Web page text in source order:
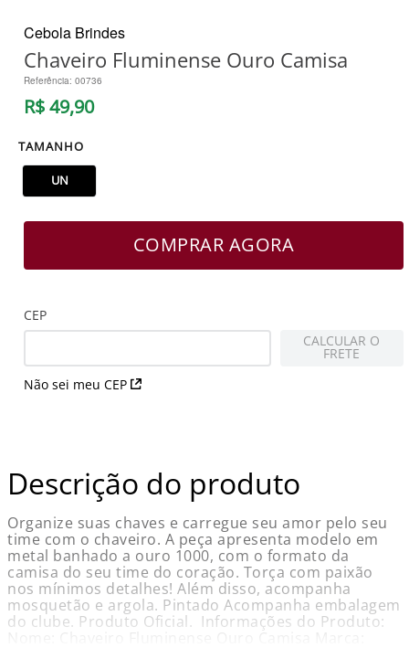
Cebola Brindes
Chaveiro Fluminense Ouro Camisa
Referência: 00736
R$49,90
TAMANHO
UN
COMPRAR AGORA
CEP
Não sei meu CEP
CALCULAR O
FRETE
Descrição do produto
Organize suas chaves e carregue seu amor pelo seu
time com o chaveiro. A peça apresenta modelo em
metal banhado a ouro 1000, com o formato da
camisa do seu time do coração. Torça com paixão
nos mínimos detalhes! Além disso, acompanha
mosquetão e argola. Pintado Acompanha embalagem
do clube. Produto Oficial. Informações do Produto: